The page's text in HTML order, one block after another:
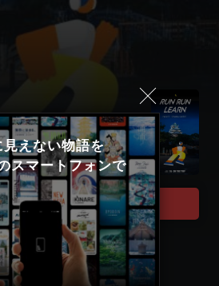
大阪城
Tour Start
見えない物語を
スマートフォンで
城。
language
日本語
English